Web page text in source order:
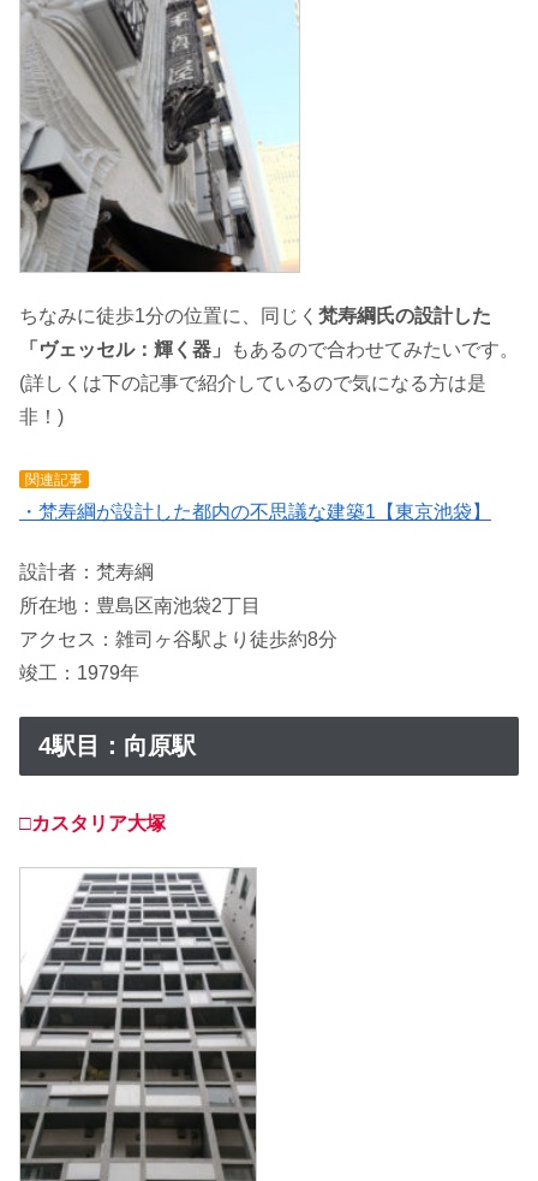
ちなみに徒歩1分の位置に、同じく 梵寿綱氏の設計した
「ヴェッセル：輝く器」
もあるので合わせてみたいです。
(詳しくは下の記事で紹介しているので気になる方は是
非！)
関連記事
・梵寿綱が設計した都内の不思議な建築1【東京池袋】
設計者：梵寿綱
所在地：豊島区南池袋2丁目
アクセス：雑司ヶ谷駅より徒歩約8分
竣工：1979年
4駅目：向原駅
□カスタリア大塚